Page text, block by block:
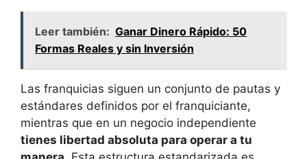
Leer también: Ganar Dinero Rápido: 50
Formas Reales y sin Inversión
Las franquicias siguen un conjunto de pautas y
estándares definidos por el franquiciante,
mientras que en un negocio independiente
tienes libertad absoluta para operar a tu